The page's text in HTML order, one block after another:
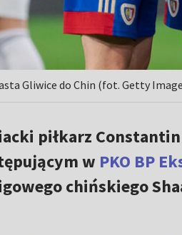
Gliwice do Chin (fot. Getty
piłkarz
w PKO BP
chińskiego